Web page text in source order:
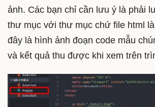
ảnh. Các bạn chỉ cần lưu ý là phải
thư mục với thư mục chứ file html
đây là hình ảnh đoạn code mẫu
và kết quả thu được khi xem trên